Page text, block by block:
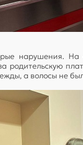
нарушения.
родительскую
а волосы не